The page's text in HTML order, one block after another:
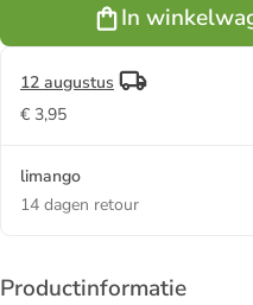
In
12 augustus
€ 3,95
limango
14 dagen retour
Productinformatie